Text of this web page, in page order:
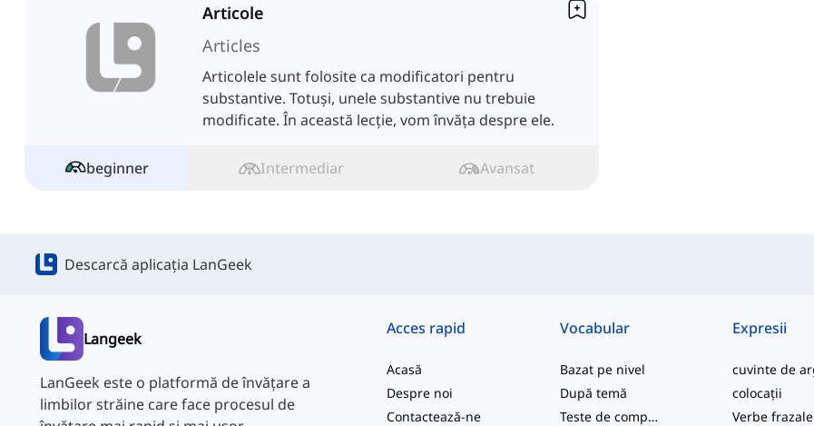
Articole
Articles
Articolele sunt folosite ca modificatori pentru
substantive. Totuși, unele substantive nu trebuie
modificate. În această lecție, vom învăța despre ele.
beginner Intermediar Avansat
Descarcă aplicația LanGeek
Langeek
LanGeek este o platformă de învățare a
limbilor străine care face procesul de
Acces rapid
Acasă
Despre noi
Contactează-ne
Vocabular
Bazat pe nivel
După temă
Teste de competență
Expresii
colocații
Verbe frazale